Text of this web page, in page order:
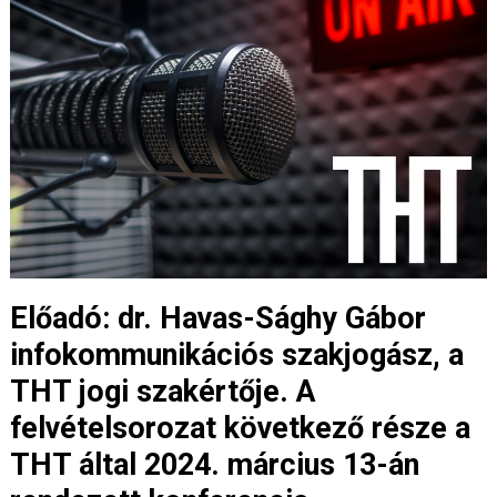
Előadó: dr. Havas-Sághy Gábor
infokommunikációs szakjogász, a
THT jogi szakértője. A
felvételsorozat következő része a
THT által 2024. március 13-án